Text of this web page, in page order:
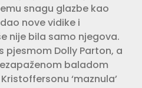
snagu glazbe kao
nove vidike i
nije bila samo njegova.
pjesmom Dolly Parton, a
baladom
‘maznula’